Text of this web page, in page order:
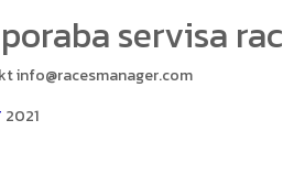
servisa
info@racesmanager.com
2021